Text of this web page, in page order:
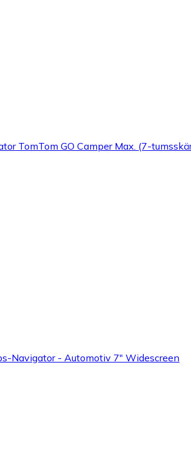
TomTom GO Camper Max. (7-
Navigator - Automotiv 7" Widescreen